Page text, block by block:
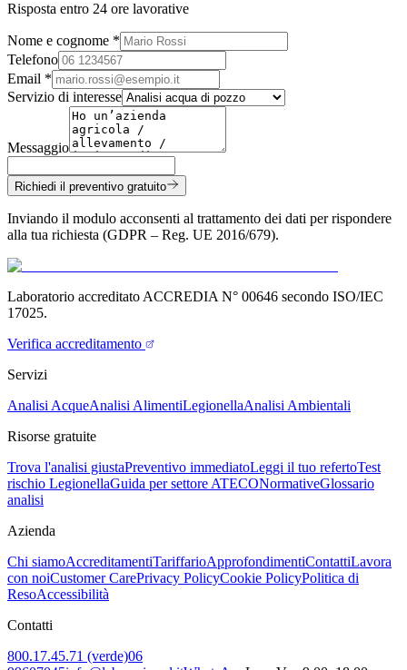
Risposta entro 24 ore lavorative
Nome e cognome *
Telefono
Email *
Servizio di interesse
Messaggio
Richiedi il preventivo gratuito
Inviando il modulo acconsenti al trattamento dei dati per rispondere
alla tua richiesta (GDPR – Reg. UE 2016/679).
Laboratorio accreditato ACCREDIA N° 00646 secondo ISO/IEC
17025.
Verifica accreditamento
Servizi
Analisi AcqueAnalisi AlimentiLegionellaAnalisi Ambientali
Risorse gratuite
Trova l'analisi giustaPreventivo immediatoLeggi il tuo refertoTest
rischio LegionellaGuida per settore ATECONormativeGlossario
analisi
Azienda
Chi siamoAccreditamentiTariffarioApprofondimentiContattiLavora
con noiCustomer CarePrivacy PolicyCookie PolicyPolitica di
ResoAccessibilità
Contatti
800.17.45.71 (verde)06